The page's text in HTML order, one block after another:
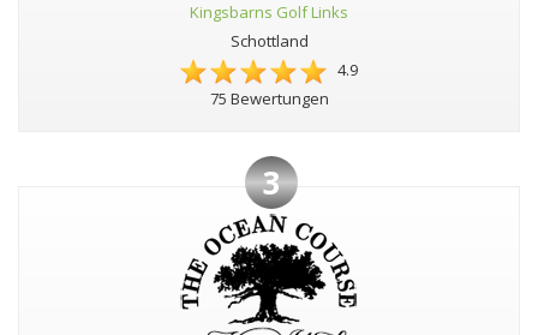
Kingsbarns Golf Links
Schottland
4.9
75 Bewertungen
3